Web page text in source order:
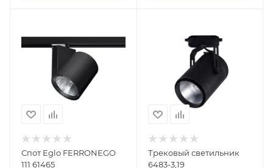
Спот Eglo FERRONEGO
111 61465
Трековый светильник
6483-3,19